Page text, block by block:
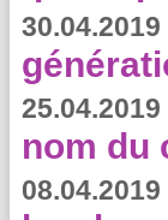
30.04.2019
25.04.2019
nom du
08.04.2019